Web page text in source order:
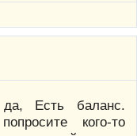
Есть баланс.
кого-то